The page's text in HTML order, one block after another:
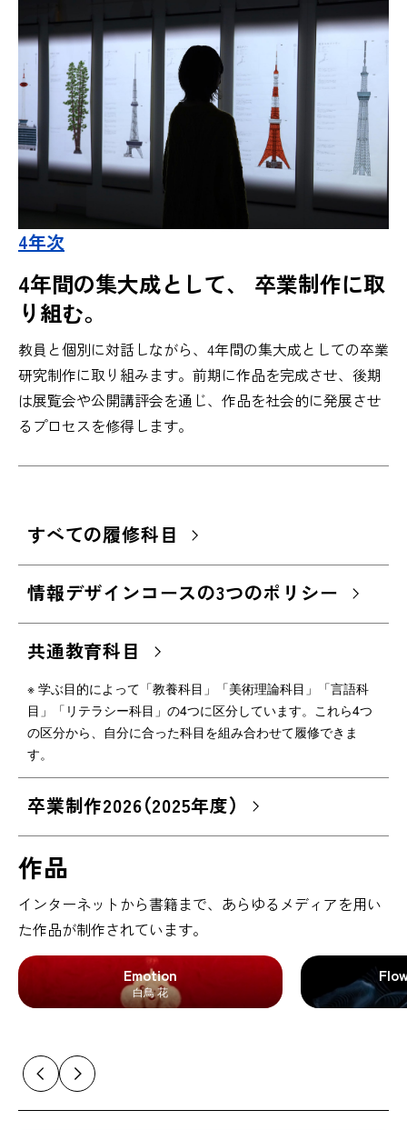
4年次
4年間の集大成として、 卒業制作に取
り組む。
教員と個別に対話しながら、4年間の集大成としての卒業
研究制作に取り組みます。前期に作品を完成させ、後期
は展覧会や公開講評会を通じ、作品を社会的に発展させ
るプロセスを修得します。
すべての履修科目
情報デザインコースの3つのポリシー
共通教育科目
※ 学ぶ目的によって「教養科目」「美術理論科目」「言語科
目」「リテラシー科目」の4つに区分しています。これら4つ
の区分から、自分に合った科目を組み合わせて履修できま
す。
卒業制作2026（2025年度）
作品
インターネットから書籍まで、あらゆるメディアを用い
た作品が制作されています。
Emotion
白鳥 花